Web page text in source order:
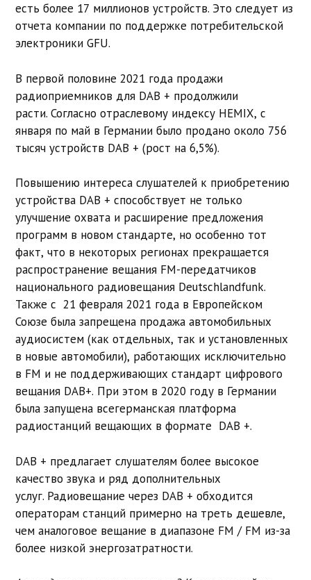
есть более 17 миллионов устройств. Это следует из
отчета компании по поддержке потребительской
электроники GFU.
В первой половине 2021 года продажи
радиоприемников для DAB + продолжили
расти. Согласно отраслевому индексу HEMIX, с
января по май в Германии было продано около 756
тысяч устройств DAB + (рост на 6,5%).
Повышению интереса слушателей к приобретению
устройства DAB + способствует не только
улучшение охвата и расширение предложения
программ в новом стандарте, но особенно тот
факт, что в некоторых регионах прекращается
распространение вещания FM-передатчиков
национального радиовещания Deutschlandfunk.
Также с 21 февраля 2021 года в Европейском
Союзе была запрещена продажа автомобильных
аудиосистем (как отдельных, так и установленных
в новые автомобили), работающих исключительно
в FM и не поддерживающих стандарт цифрового
вещания DAB+. При этом в 2020 году в Германии
была запущена всегерманская платформа
радиостанций вещающих в формате DAB +.
DAB + предлагает слушателям более высокое
качество звука и ряд дополнительных
услуг. Радиовещание через DAB + обходится
операторам станций примерно на треть дешевле,
чем аналоговое вещание в диапазоне FM / FM из-за
более низкой энергозатратности.